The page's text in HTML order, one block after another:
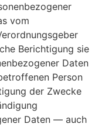
vom
Berichtigung sie
Daten
Person
der Zwecke
Daten — auch